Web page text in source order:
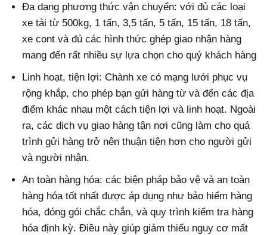
Đa dạng phương thức vận chuyển: với đủ các loại
xe tải từ 500kg, 1 tấn, 3,5 tấn, 5 tấn, 15 tấn, 18 tấn,
xe cont và đủ các hình thức ghép giao nhận hàng
mang đến rất nhiều sự lựa chọn cho quý khách hàng
Linh hoạt, tiện lợi: Chành xe có mạng lưới phục vụ
rộng khắp, cho phép bạn gửi hàng từ và đến các địa
điểm khác nhau một cách tiện lợi và linh hoạt. Ngoài
ra, các dịch vụ giao hàng tận nơi cũng làm cho quá
trình gửi hàng trở nên thuận tiện hơn cho người gửi
và người nhận.
An toàn hàng hóa: các biện pháp bảo vệ và an toàn
hàng hóa tốt nhất được áp dụng như bảo hiểm hàng
hóa, đóng gói chắc chắn, và quy trình kiểm tra hàng
hóa định kỳ. Điều này giúp giảm thiểu nguy cơ mất